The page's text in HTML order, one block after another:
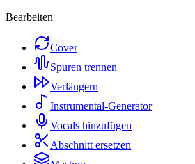
Bearbeiten
Cover
Spuren trennen
Verlängern
Instrumental-Generator
Vocals hinzufügen
Abschnitt ersetzen